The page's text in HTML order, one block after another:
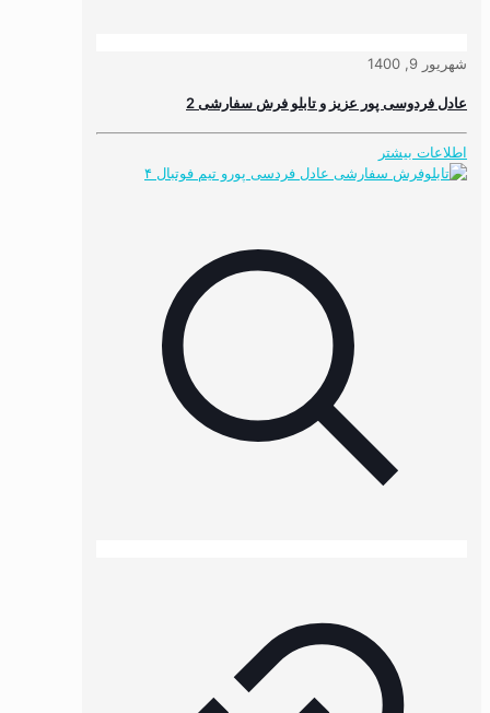
شهریور 9, 1400
عادل فردوسی پور عزیز و تابلو فرش سفارشی 2
اطلاعات بیشتر